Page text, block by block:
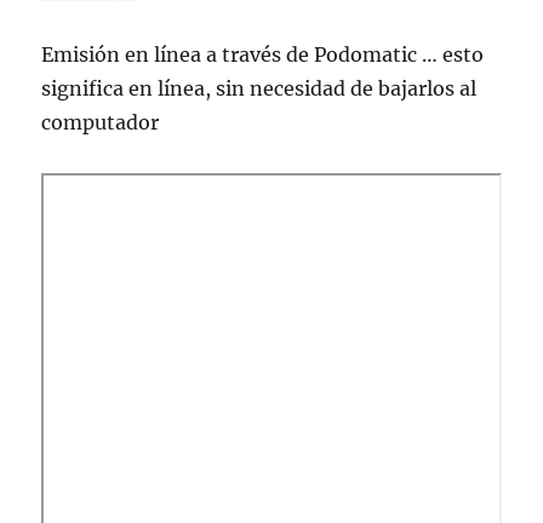
Emisión en lí­nea a través de Podomatic … esto
significa en línea, sin necesidad de bajarlos al
computador